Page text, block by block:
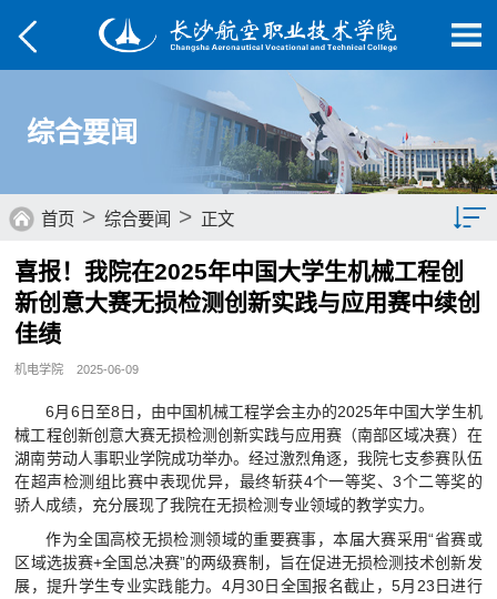
综合要闻
首页 > 综合要闻 > 正文
综合要闻
菁菁校园
学子风采
视频航院
教育家精神万里行
喜报！我院在2025年中国大学生机械工程创
新创意大赛无损检测创新实践与应用赛中续创
佳绩
机电学院 2025-06-09
6月6日至8日，由中国机械工程学会主办的2025年中国大学生机
械工程创新创意大赛无损检测创新实践与应用赛（南部区域决赛）在
湖南劳动人事职业学院成功举办。经过激烈角逐，我院七支参赛队伍
在超声检测组比赛中表现优异，最终斩获4个一等奖、3个二等奖的
骄人成绩，充分展现了我院在无损检测专业领域的教学实力。
作为全国高校无损检测领域的重要赛事，本届大赛采用“省赛或
区域选拔赛+全国总决赛”的两级赛制，旨在促进无损检测技术创新发
展，提升学生专业实践能力。4月30日全国报名截止，5月23日进行